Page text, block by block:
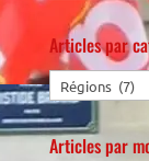
Articles par
Articles par